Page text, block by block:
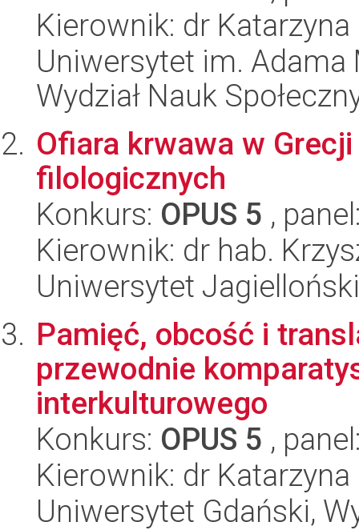
Kierownik: dr
Uniwersytet im.
Wydział Nauk
Ofiara krwawa w
filologicznych
Konkurs: OPUS 5 ,
Kierownik: dr hab.
Uniwersytet
Pamięć, obcość i
przewodnie
interkulturowego
Konkurs: OPUS 5 ,
Kierownik: dr
Uniwersytet Gdański,